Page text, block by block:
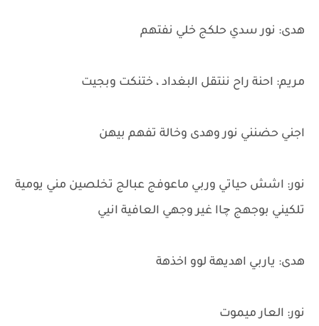
هدى: نور سدي حلكج خلي نفتهم
مريم: احنة راح ننتقل البغداد ، ختنكت وبجيت
اجني حضنني نور وهدى وخالة تفهم بيهن
نور: اشش حياتي وربي ماعوفج عبالج تخلصين مني يومية
تلكيني بوجهج چاا غير وجهي العافية انيي
هدى: ياربي اهديهة لوو اخذهة
نور: العار ميموت